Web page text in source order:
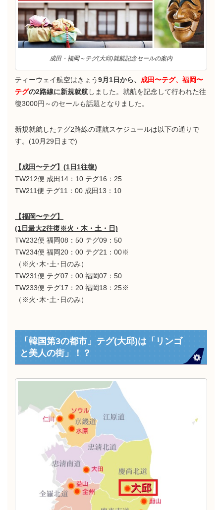
成田・福岡～テグ(大邱)就航記念セールの案内
ティーウェイ航空はきょう9月1日から、 成田〜テグ、福岡〜
テグの2路線に新規就航しました。就航を記念して行われた往
復3000円～のセールも話題となりました。
新規就航したテグ2路線の運航スケジュールは以下の通りで
す。(10月29日まで)
【成田〜テグ】(1日1往復)
TW212便 成田14：10 テグ16：25
TW211便 テグ11：00 成田13：10
【福岡〜テグ】
(1日最大2往復※火・木・土・日)
TW232便 福岡08：50 テグ09：50
TW234便 福岡20：00 テグ21：00※
（※火･木･土･日のみ）
TW231便 テグ07：00 福岡07：50
TW233便 テグ17：20 福岡18：25※
（※火･木･土･日のみ）
「韓国第3の都市」テグ(大邱)は「リンゴ
と美人の街」！？